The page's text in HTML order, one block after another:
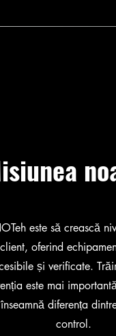
este să crească
oferind
și verificate.
este mai
diferența
control.